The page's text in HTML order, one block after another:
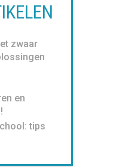
zwaar
en
tips